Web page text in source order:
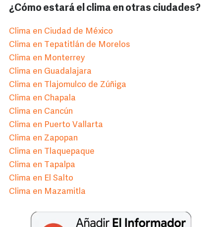
¿Cómo estará el clima en otras ciudades?
Clima en Ciudad de México
Clima en Tepatitlán de Morelos
Clima en Monterrey
Clima en Guadalajara
Clima en Tlajomulco de Zúñiga
Clima en Chapala
Clima en Cancún
Clima en Puerto Vallarta
Clima en Zapopan
Clima en Tlaquepaque
Clima en Tapalpa
Clima en El Salto
Clima en Mazamitla